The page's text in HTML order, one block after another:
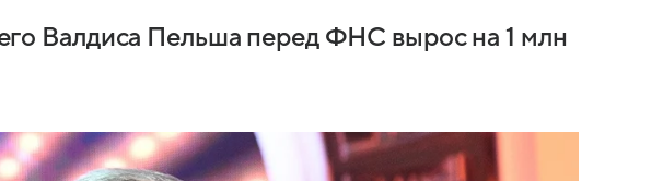
Валдиса Пельша перед ФНС вырос на 1 млн